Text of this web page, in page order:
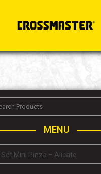
MENU
Set Mini Pinza – Alicate